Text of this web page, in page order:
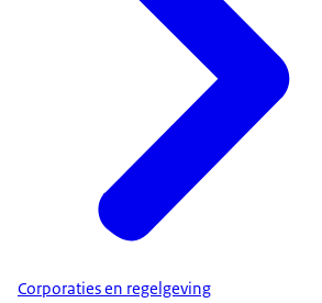
Corporaties en regelgeving